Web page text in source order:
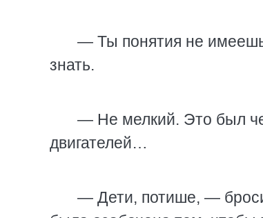
— Ты понятия не
знать.
— Не мелкий. Это был
двигателей…
— Дети, потише, —